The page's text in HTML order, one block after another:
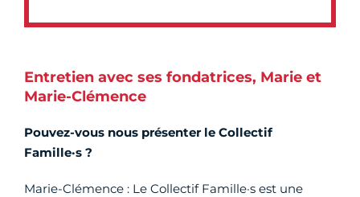
Entretien avec ses fondatrices, Marie et
Marie-Clémence
Pouvez-vous nous présenter le Collectif
Famille·s ?
Marie-Clémence : Le Collectif Famille·s est une